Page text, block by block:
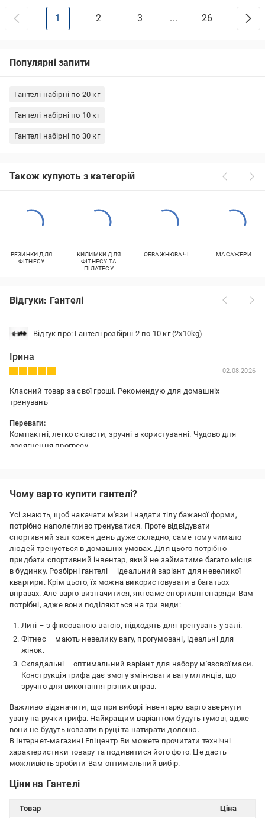
1 2 3 ... 26
Популярні запити
Гантелі набірні по 20 кг
Гантелі набірні по 10 кг
Гантелі набірні по 30 кг
Також купують з категорій
РЕЗИНКИ ДЛЯ
ФІТНЕСУ
КИЛИМКИ ДЛЯ
ФІТНЕСУ ТА
ПІЛАТЕСУ
ОБВАЖНЮВАЧІ МАСАЖЕРИ
Відгуки: Гантелі
Відгук про: Гантелі розбірні 2 по 10 кг (2x10kg)
Ірина
02.08.2026
Класний товар за свої гроші. Рекомендую для домашніх
тренувань
Переваги:
Компактні, легко скласти, зручні в користуванні. Чудово для
досягнення прогресу.
Чому варто купити гантелі?
Усі знають, щоб накачати м'язи і надати тілу бажаної форми,
потрібно наполегливо тренуватися. Проте відвідувати
спортивний зал кожен день дуже складно, саме тому чимало
людей тренується в домашніх умовах. Для цього потрібно
придбати спортивний інвентар, який не займатиме багато місця
в будинку. Розбірні гантелі – ідеальний варіант для невеликої
квартири. Крім цього, їх можна використовувати в багатьох
вправах. Але варто визначитися, які саме спортивні снаряди Вам
потрібні, адже вони поділяються на три види:
Литі – з фіксованою вагою, підходять для тренувань у залі.
Фітнес – мають невелику вагу, прогумовані, ідеальні для
жінок.
Складальні – оптимальний варіант для набору м'язової маси.
Конструкція грифа дає змогу змінювати вагу млинців, що
зручно для виконання різних вправ.
Важливо відзначити, що при виборі інвентарю варто звернути
увагу на ручки грифа. Найкращим варіантом будуть гумові, адже
вони не будуть ковзати в руці та натирати долоню.
В інтернет-магазині Епіцентр Ви можете прочитати технічні
характеристики товару та подивитися його фото. Це дасть
можливість зробити Вам оптимальний вибір.
Ціни на Гантелі
Товар
Ціна